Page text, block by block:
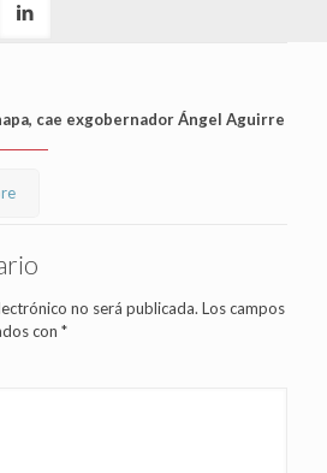
cae exgobernador Ángel Aguirre
no será publicada. Los campos
con *